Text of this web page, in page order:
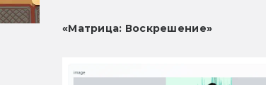
«Матрица: Воскрешение»